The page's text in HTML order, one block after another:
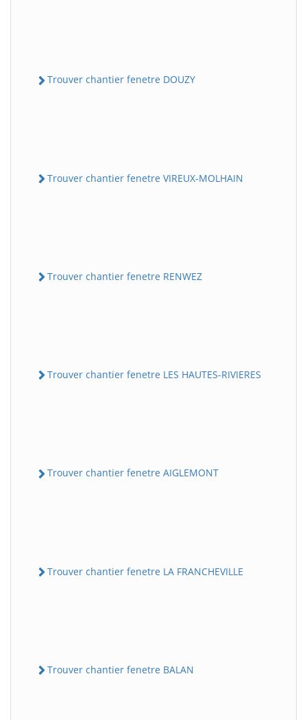
Trouver chantier fenetre DOUZY
Trouver chantier fenetre VIREUX-MOLHAIN
Trouver chantier fenetre RENWEZ
Trouver chantier fenetre LES HAUTES-RIVIERES
Trouver chantier fenetre AIGLEMONT
Trouver chantier fenetre LA FRANCHEVILLE
Trouver chantier fenetre BALAN